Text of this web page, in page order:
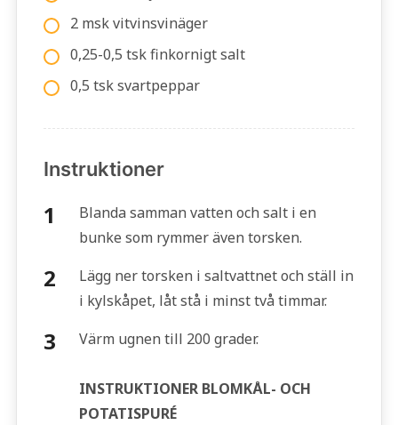
2 msk vitvinsvinäger
0,25-0,5 tsk finkornigt salt
0,5 tsk svartpeppar
Instruktioner
Blanda samman vatten och salt i en
bunke som rymmer även torsken.
Lägg ner torsken i saltvattnet och ställ in
i kylskåpet, låt stå i minst två timmar.
Värm ugnen till 200 grader.
INSTRUKTIONER BLOMKÅL- OCH
POTATISPURÉ